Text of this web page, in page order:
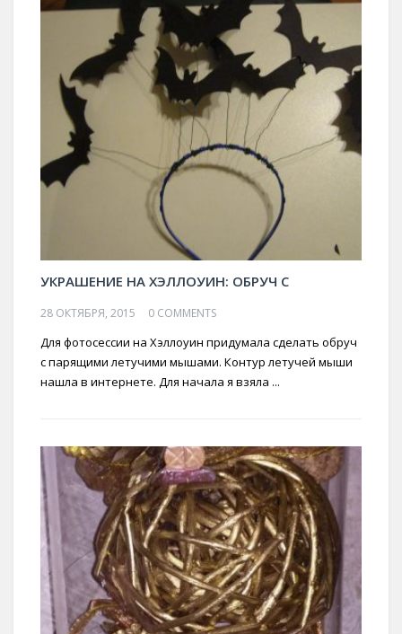
УКРАШЕНИЕ НА ХЭЛЛОУИН: ОБРУЧ С
28 ОКТЯБРЯ, 2015 0 COMMENTS
Для фотосессии на Хэллоуин придумала сделать обруч
с парящими летучими мышами. Контур летучей мыши
нашла в интернете. Для начала я взяла ...